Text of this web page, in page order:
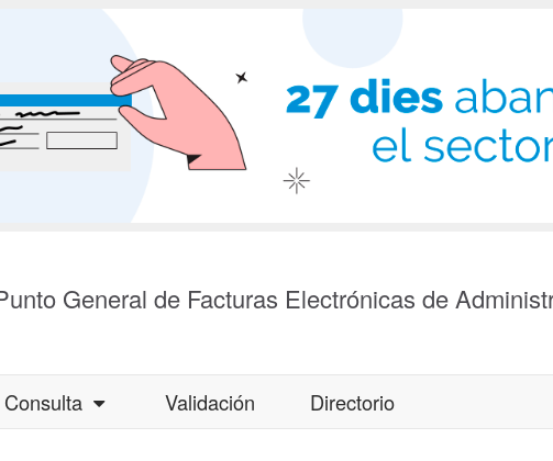
General de Facturas Electrónicas de
Consulta Validación Directorio